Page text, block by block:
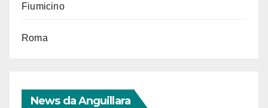
Fiumicino
Roma
News da Anguillara